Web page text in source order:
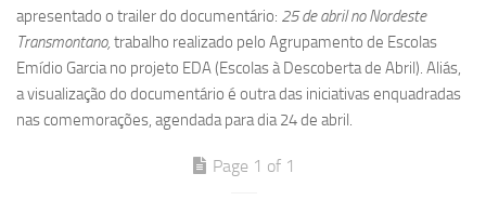
apresentado o trailer do documentário: 25 de abril no Nordeste
Transmontano, trabalho realizado pelo Agrupamento de Escolas
Emídio Garcia no projeto EDA (Escolas à Descoberta de Abril). Aliás,
a visualização do documentário é outra das iniciativas enquadradas
nas comemorações, agendada para dia 24 de abril.
Page 1 of 1